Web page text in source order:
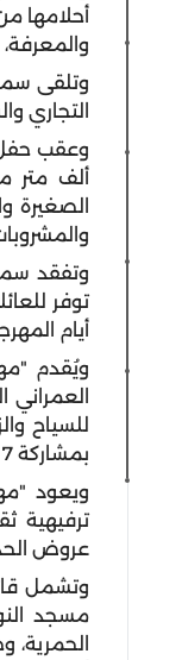
أحلامها
وتلقى
التجاري
ألف متر
وتفقد
أيام
ويُقدم
العمراني
للسياح
بمشاركة 7 فنانين عالميين، ومجموعة مبدعة من الفنانين الناشئين على مدار 12 ليلة متواصلة.
ويعود
ترفيهية
عروض
مسجد